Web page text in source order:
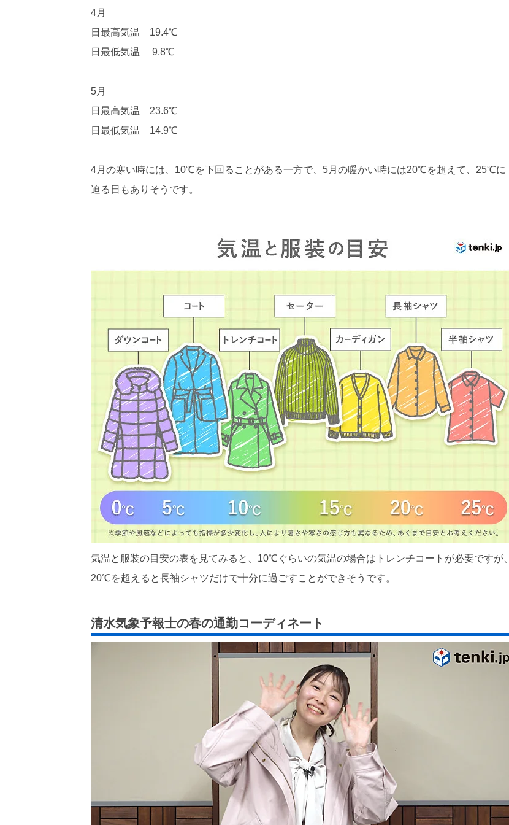
4月
日最高気温 19.4℃
日最低気温 9.8℃
5月
日最高気温 23.6℃
日最低気温 14.9℃
4月の寒い時には、10℃を下回ることがある一方で、5月の暖かい時には20℃を超えて、25℃に
迫る日もありそうです。
気温と服装の目安の表を見てみると、10℃ぐらいの気温の場合はトレンチコートが必要ですが、
20℃を超えると長袖シャツだけで十分に過ごすことができそうです。
清水気象予報士の春の通勤コーディネート